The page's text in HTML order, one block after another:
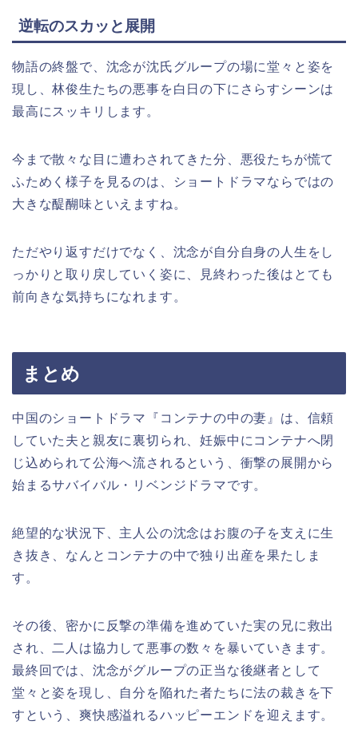
逆転のスカッと展開
物語の終盤で、沈念が沈氏グループの場に堂々と姿を
現し、林俊生たちの悪事を白日の下にさらすシーンは
最高にスッキリします。
今まで散々な目に遭わされてきた分、悪役たちが慌て
ふためく様子を見るのは、ショートドラマならではの
大きな醍醐味といえますね。
ただやり返すだけでなく、沈念が自分自身の人生をし
っかりと取り戻していく姿に、見終わった後はとても
前向きな気持ちになれます。
まとめ
中国のショートドラマ『コンテナの中の妻』は、信頼
していた夫と親友に裏切られ、妊娠中にコンテナへ閉
じ込められて公海へ流されるという、衝撃の展開から
始まるサバイバル・リベンジドラマです。
絶望的な状況下、主人公の沈念はお腹の子を支えに生
き抜き、なんとコンテナの中で独り出産を果たしま
す。
その後、密かに反撃の準備を進めていた実の兄に救出
され、二人は協力して悪事の数々を暴いていきます。
最終回では、沈念がグループの正当な後継者として
堂々と姿を現し、自分を陥れた者たちに法の裁きを下
すという、爽快感溢れるハッピーエンドを迎えます。